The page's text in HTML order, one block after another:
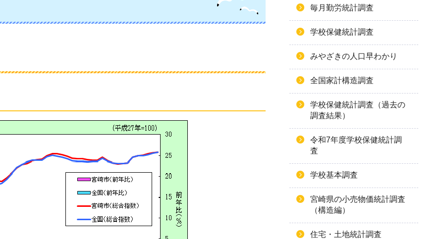
毎月勤労統計調査
学校保健統計調査
みやざきの人口早わかり
全国家計構造調査
学校保健統計調査（過去の
調査結果）
令和7年度学校保健統計調
査
学校基本調査
宮崎県の小売物価統計調査
（構造編）
住宅・土地統計調査